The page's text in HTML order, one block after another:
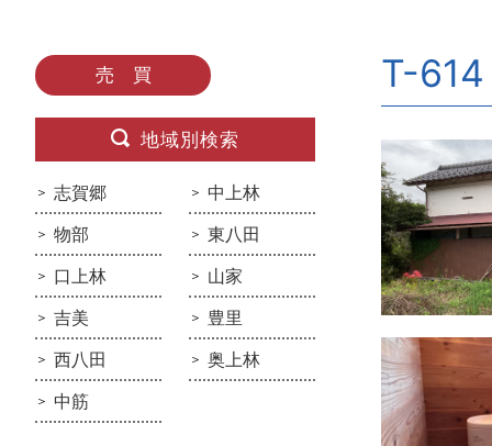
T-614
売 買
地域別検索
志賀郷
中上林
物部
東八田
口上林
山家
吉美
豊里
西八田
奥上林
中筋